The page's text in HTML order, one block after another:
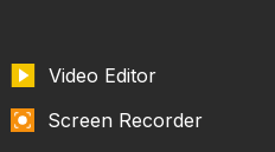
Video Editor
Screen Recorder